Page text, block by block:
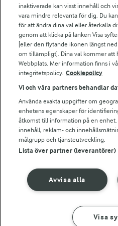
Arla webbshop
Bildbank
Följ oss
© 2026 Arla Foods
Integritetspolicy
inaktiverade kan visst innehåll och
vara mindre relevanta för dig. Du
för att ändra dina val eller återkalla
genom att klicka på länken Visa
[eller den flytande ikonen längst
om tillämpligt]. Dina val kommer att
Webbplats. Mer information finns i
integritetspolicy. Cookiepolicy
Vi och våra partners behandlar
Använda exakta uppgifter om
enhetens egenskaper för
åtkomst till information på en enhet.
innehåll, reklam- och
målgrupp och tjänsteutveckling.
Lista över partner (leverantörer)
Avvisa alla
Visa